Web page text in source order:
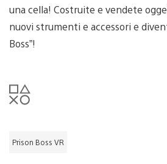
una cella! Costruite e vendete
nuovi strumenti e accessori e
Boss”!
Prison Boss VR